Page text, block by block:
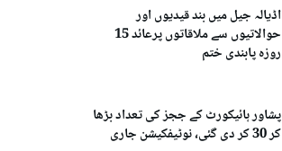
اڈیالہ جیل میں بند قیدیوں اور
حوالاتیوں سے ملاقاتوں پرعائد 15
روزہ پابندی ختم
پشاور ہائیکورٹ کے ججز کی تعداد بڑھا
کر 30 کر دی گئی، نوٹیفکیشن جاری